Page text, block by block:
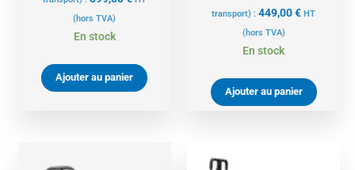
(hors TVA)
En stock
Ajouter au panier
transport) :449,00€ HT
(hors TVA)
En stock
Ajouter au panier